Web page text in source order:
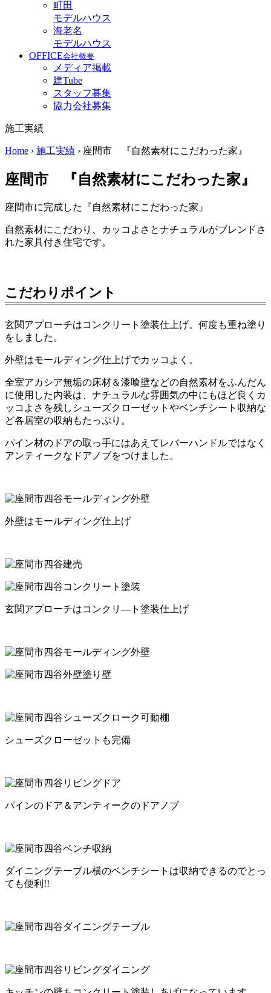
町田
モデルハウス
海老名
モデルハウス
OFFICE会社概要
メディア掲載
建Tube
スタッフ募集
協力会社募集
施工実績
Home › 施工実績 › 座間市 『自然素材にこだわった家』
座間市 『自然素材にこだわった家』
座間市に完成した『自然素材にこだわった家』
自然素材にこだわり、カッコよさとナチュラルがブレンドさ
れた家具付き住宅です。
こだわりポイント
玄関アプローチはコンクリート塗装仕上げ。何度も重ね塗り
をしました。
外壁はモールディング仕上げでカッコよく。
全室アカシア無垢の床材＆漆喰壁などの自然素材をふんだん
に使用した内装は、ナチュラルな雰囲気の中にもほど良くカ
ッコよさを残しシューズクローゼットやベンチシート収納な
ど各居室の収納もたっぷり。
パイン材のドアの取っ手にはあえてレバーハンドルではなく
アンティークなドアノブをつけました。
外壁はモールディング仕上げ
玄関アプローチはコンクリ―ト塗装仕上げ
シューズクローゼットも完備
パインのドア＆アンティークのドアノブ
ダイニングテーブル横のベンチシートは収納できるのでとっ
ても便利!!